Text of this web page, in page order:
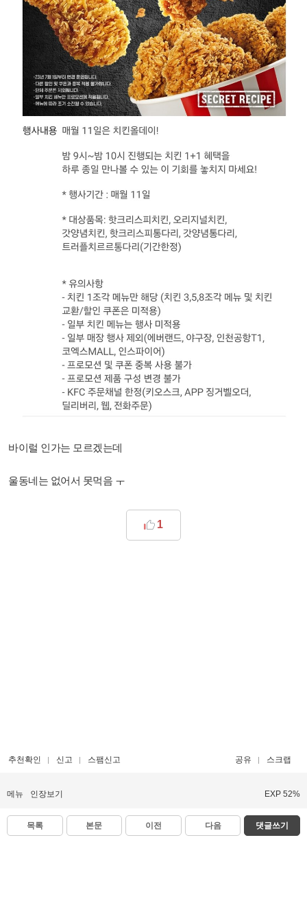
바이럴 인가는 모르겠는데
울동네는 없어서 못먹음 ㅜ
1
추천확인 신고 스팸신고 공유 스크랩
메뉴 인장보기 EXP 52%
목록 본문 이전 다음 댓글쓰기